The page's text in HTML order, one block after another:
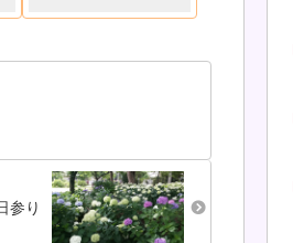
加。板さんが腕を振
った美味しい料理い
参り